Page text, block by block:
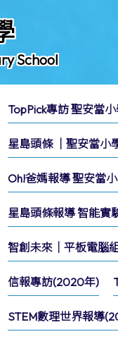
School
TopPick專訪 聖安當
星島頭條 │聖安當小
Oh!爸媽報導 聖安當
星島頭條報導 智能實
智創未來｜平板電腦
信報專訪(2020年)
STEM數理世界報導